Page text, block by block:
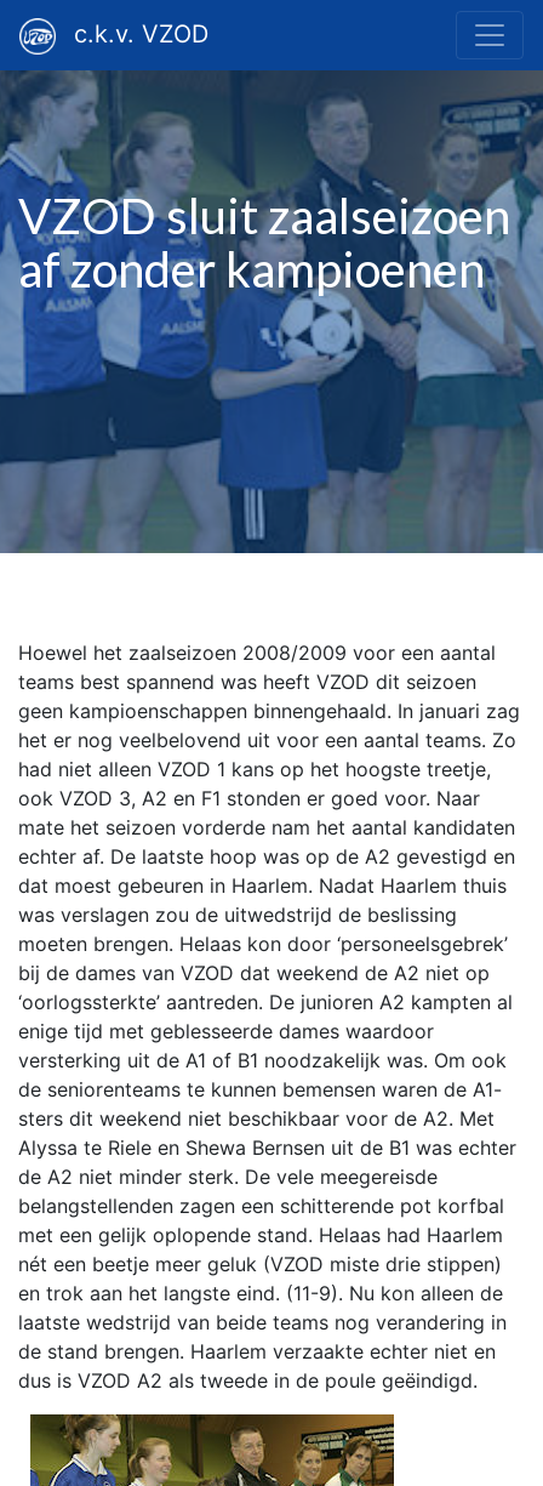
c.k.v. VZOD
VZOD sluit zaalseizoen
af zonder kampioenen
Hoewel het zaalseizoen 2008/2009 voor een aantal
teams best spannend was heeft VZOD dit seizoen
geen kampioenschappen binnengehaald. In januari zag
het er nog veelbelovend uit voor een aantal teams. Zo
had niet alleen VZOD 1 kans op het hoogste treetje,
ook VZOD 3, A2 en F1 stonden er goed voor. Naar
mate het seizoen vorderde nam het aantal kandidaten
echter af. De laatste hoop was op de A2 gevestigd en
dat moest gebeuren in Haarlem. Nadat Haarlem thuis
was verslagen zou de uitwedstrijd de beslissing
moeten brengen. Helaas kon door ‘personeelsgebrek’
bij de dames van VZOD dat weekend de A2 niet op
‘oorlogssterkte’ aantreden. De junioren A2 kampten al
enige tijd met geblesseerde dames waardoor
versterking uit de A1 of B1 noodzakelijk was. Om ook
de seniorenteams te kunnen bemensen waren de A1-
sters dit weekend niet beschikbaar voor de A2. Met
Alyssa te Riele en Shewa Bernsen uit de B1 was echter
de A2 niet minder sterk. De vele meegereisde
belangstellenden zagen een schitterende pot korfbal
met een gelijk oplopende stand. Helaas had Haarlem
nét een beetje meer geluk (VZOD miste drie stippen)
en trok aan het langste eind. (11-9). Nu kon alleen de
laatste wedstrijd van beide teams nog verandering in
de stand brengen. Haarlem verzaakte echter niet en
dus is VZOD A2 als tweede in de poule geëindigd.